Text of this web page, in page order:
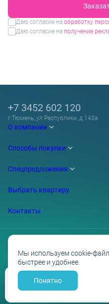
Даю согласие наобработку
Даю согласие на получение
О компании
Способы покупки
Спецпредложения
Выбрать квартиру
Контакты
+7 3452 602 120
г Тюмень, ул Республики, д 143а
Проектные декларации на сайте
Политика обработки персональных
Мы используем cookie-
быстрее и удобнее.
Понятно